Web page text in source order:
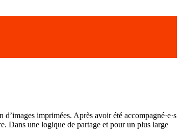
imprimées. Après avoir été accompagné·e·s
Dans une logique de partage et pour un plus large